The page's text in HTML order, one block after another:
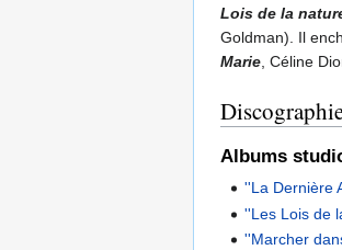
Lois de la
Goldman). Il
Marie, Céline
Albums
''La Dernière
''Les Lois de
''Marcher